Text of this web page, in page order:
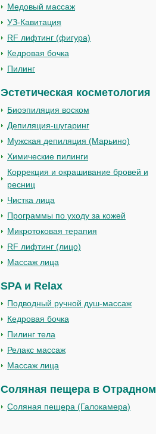
Медовый массаж
УЗ-Кавитация
RF лифтинг (фигура)
Кедровая бочка
Пилинг
Эстетическая косметология
Биоэпиляция воском
Депиляция-шугаринг
Мужская депиляция (Марьино)
Химические пилинги
Коррекция и окрашивание бровей и
ресниц
Чистка лица
Программы по уходу за кожей
Микротоковая терапия
RF лифтинг (лицо)
Массаж лица
SPA и Relax
Подводный ручной душ-массаж
Кедровая бочка
Пилинг тела
Релакс массаж
Массаж лица
Соляная пещера в Отрадном
Соляная пещера (Галокамера)